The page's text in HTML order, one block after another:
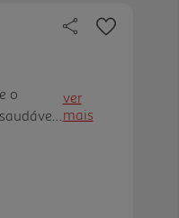
o
ver
mais